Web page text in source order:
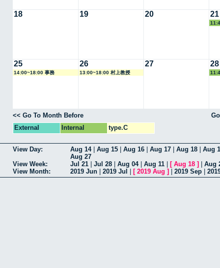
18 19 20 21
25
14:00~18:00 事務
26
13:00~18:00 村上教授
27 28
<< Go To Month Before
External
Internal type.C
View Day: Aug 14| Aug 15 Aug 16 Aug 17 Aug 18
Aug
Aug 27
View Week:
Jul 21 Jul 28 Aug 04| Aug 11 [ Aug 18 ]
Aug
View Month:
2019 Jun 2019 Jul [ 2019 Aug ] 2019 Sep